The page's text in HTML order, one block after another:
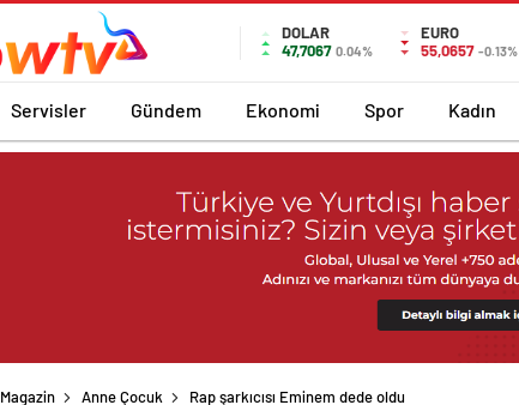
DOLAR
47,7067 0.04%
EURO
55,0657 -0.13%
Servisler Gündem Ekonomi Spor Kadın
Magazin Anne Çocuk Rap şarkıcısı Eminem dede oldu